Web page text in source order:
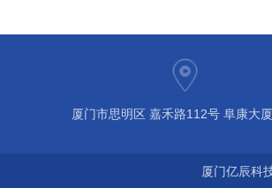
厦门市思明区 嘉禾路112号 阜康大
厦门亿辰科